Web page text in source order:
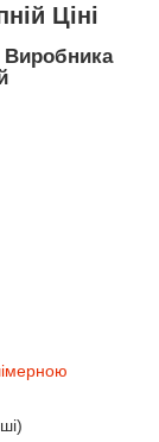
Ціні
Виробника